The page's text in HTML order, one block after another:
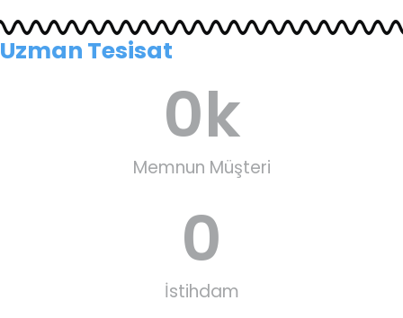
Uzman Tesisat
Memnun Müşteri
0k
İstihdam
0